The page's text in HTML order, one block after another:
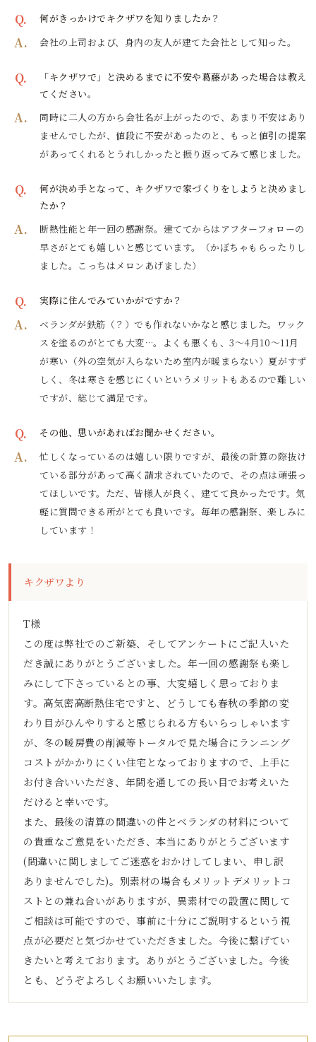
Q. 何がきっかけでキクザワを知りましたか？
A. 会社の上司および、身内の友人が建てた会社として知った。
Q.
「キクザワで」と決めるまでに不安や葛藤があった場合は教え
てください。
A.
同時に二人の方から会社名が上がったので、あまり不安はあり
ませんでしたが、値段に不安があったのと、もっと値引の提案
があってくれるとうれしかったと振り返ってみて感じました。
Q.
何が決め手となって、キクザワで家づくりをしようと決めまし
たか？
A.
断熱性能と年一回の感謝祭。建ててからはアフターフォローの
早さがとても嬉しいと感じています。（かぼちゃもらったりし
ました。こっちはメロンあげました）
Q. 実際に住んでみていかがですか？
A.
ベランダが鉄筋（？）でも作れないかなと感じました。ワック
スを塗るのがとても大変…。よくも悪くも、3～4月10～11月
が寒い（外の空気が入らないため室内が暖まらない）夏がすず
しく、冬は寒さを感じにくいというメリットもあるので難しい
ですが、総じて満足です。
Q. その他、思いがあればお聞かせください。
A.
忙しくなっているのは嬉しい限りですが、最後の計算の際抜け
ている部分があって高く請求されていたので、その点は頑張っ
てほしいです。ただ、皆様人が良く、建てて良かったです。気
軽に質問できる所がとても良いです。毎年の感謝祭、楽しみに
しています！
キクザワより
T様
この度は弊社でのご新築、そしてアンケートにご記入いた
だき誠にありがとうございました。年一回の感謝祭も楽し
みにして下さっているとの事、大変嬉しく思っておりま
す。高気密高断熱住宅ですと、どうしても春秋の季節の変
わり目がひんやりすると感じられる方もいらっしゃいます
が、冬の暖房費の削減等トータルで見た場合にランニング
コストがかかりにくい住宅となっておりますので、上手に
お付き合いいただき、年間を通しての長い目でお考えいた
だけると幸いです。
また、最後の清算の間違いの件とベランダの材料について
の貴重なご意見をいただき、本当にありがとうございます
(間違いに関しましてご迷惑をおかけしてしまい、申し訳
ありませんでした)。別素材の場合もメリットデメリットコ
ストとの兼ね合いがありますが、異素材での設置に関して
ご相談は可能ですので、事前に十分にご説明するという視
点が必要だと気づかせていただきました。今後に繋げてい
きたいと考えております。ありがとうございました。今後
とも、どうぞよろしくお願いいたします。